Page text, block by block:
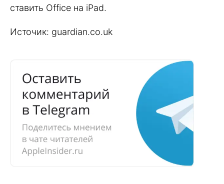
ставить Office на iPad.
Источик: guardian.co.uk